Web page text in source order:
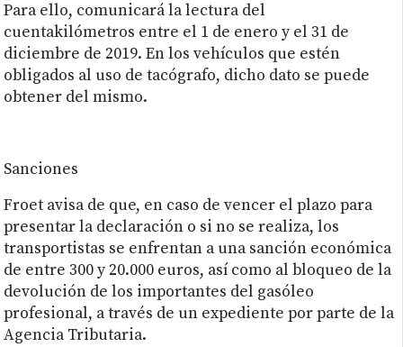
Para ello, comunicará la lectura del
cuentakilómetros entre el 1 de enero y el 31 de
diciembre de 2019. En los vehículos que estén
obligados al uso de tacógrafo, dicho dato se puede
obtener del mismo.
Sanciones
Froet avisa de que, en caso de vencer el plazo para
presentar la declaración o si no se realiza, los
transportistas se enfrentan a una sanción económica
de entre 300 y 20.000 euros, así como al bloqueo de la
devolución de los importantes del gasóleo
profesional, a través de un expediente por parte de la
Agencia Tributaria.